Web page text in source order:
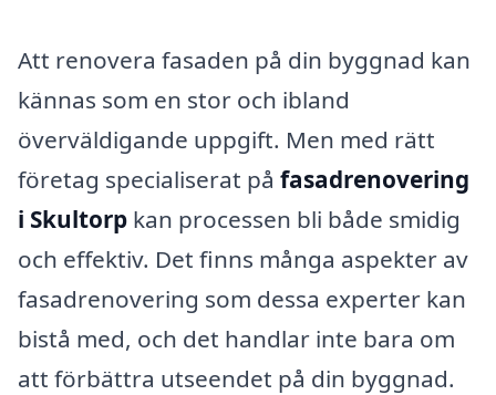
Att renovera fasaden på din byggnad kan
kännas som en stor och ibland
överväldigande uppgift. Men med rätt
företag specialiserat på fasadrenovering
i Skultorp kan processen bli både smidig
och effektiv. Det finns många aspekter av
fasadrenovering som dessa experter kan
bistå med, och det handlar inte bara om
att förbättra utseendet på din byggnad.